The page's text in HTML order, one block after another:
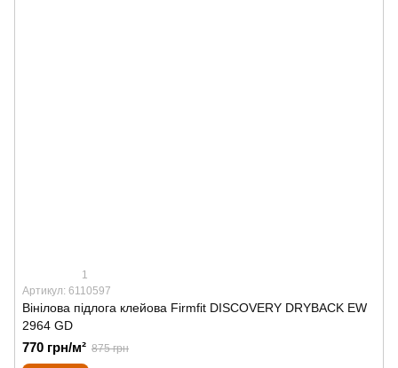
1
Артикул: 6110597
Вінілова підлога клейова Firmfit DISCOVERY DRYBACK EW
2964 GD
770 грн/м² 875 грн